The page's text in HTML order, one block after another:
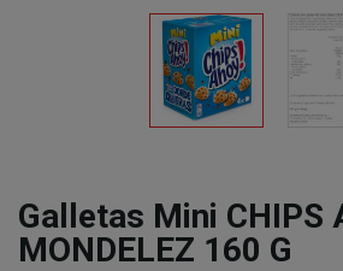
Galletas Mini CHIPS
MONDELEZ 160 G